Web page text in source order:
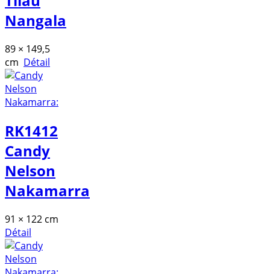
Nangala
89 × 149,5
cm Détail
RK1412
Candy
Nelson
Nakamarra
91 × 122 cm
Détail